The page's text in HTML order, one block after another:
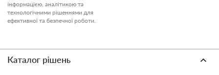
інформацією, аналітикою та
технологічними рішеннями для
ефективної та безпечної роботи.
Каталог рішень